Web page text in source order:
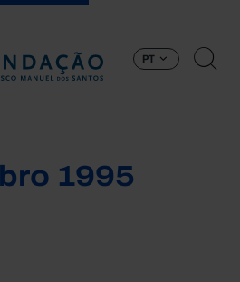
PT
1995